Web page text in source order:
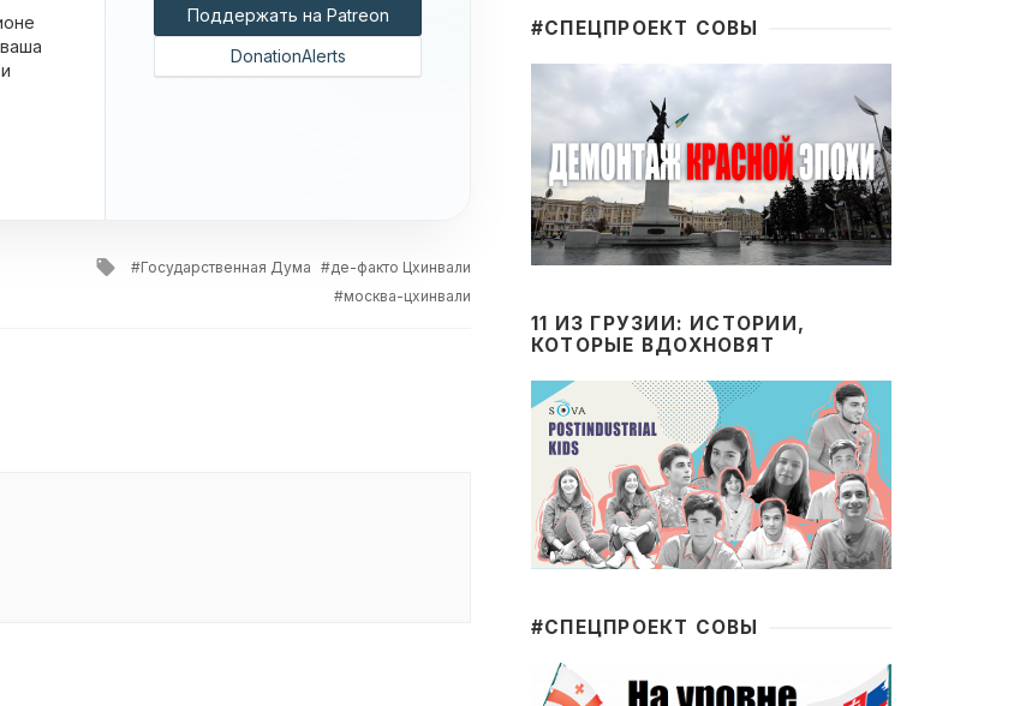
Поддержать на Patreon
DonationAlerts
Tagged
Государственная Дума
де-факто Цхинвали
москва-цхинвали
#CПЕЦПРОЕКТ СОВЫ
11 ИЗ ГРУЗИИ: ИСТОРИИ,
КОТОРЫЕ ВДОХНОВЯТ
#CПЕЦПРОЕКТ СОВЫ